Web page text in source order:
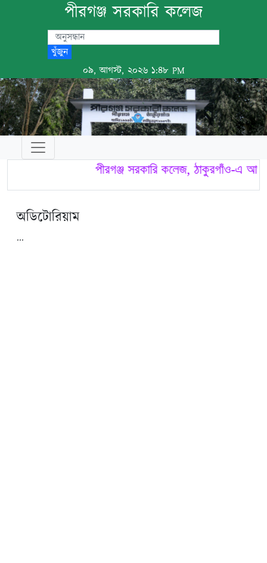
পীরগঞ্জ সরকারি কলেজ
খুঁজুন
০৯, আগস্ট, ২০২৬ ১:৪৮ PM
পীরগঞ্জ সরকারি কলেজ, ঠাকুরগাঁও-এ
অডিটোরিয়াম
...